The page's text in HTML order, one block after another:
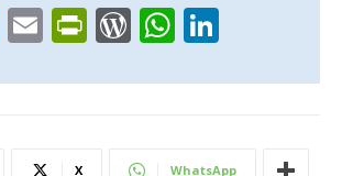
T
tt
E
ail
Pr
tF
W
d
e
W
at
A
k
dI
X WhatsApp